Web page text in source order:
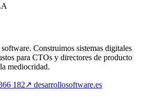
Construimos sistemas digitales
para CTOs y directores de producto
mediocridad.
182↗ desarrollosoftware.es